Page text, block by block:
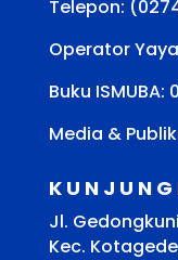
Telepon:
Operator
Buku ISMUBA:
Media &
Jl.
Kec.